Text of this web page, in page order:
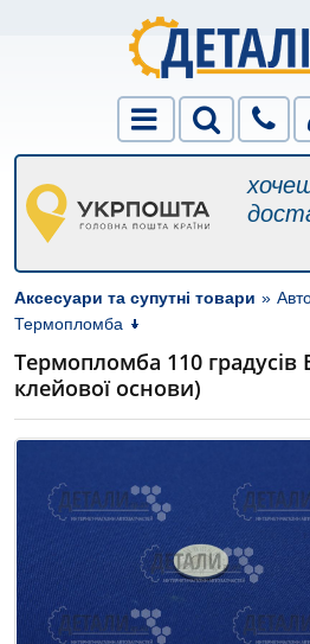
Аксесуари та супутні товари »
Термопломба
Термопломба 110 градусів
клейової основи)